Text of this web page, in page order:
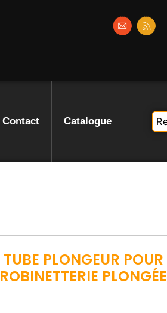
Contact Catalogue
TUBE PLONGEUR POUR
ROBINETTERIE PLONGÉE